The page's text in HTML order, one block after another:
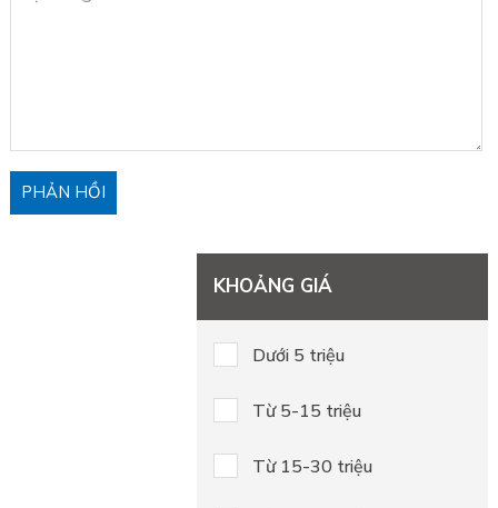
KHOẢNG GIÁ
Dưới 5 triệu
Từ 5-15 triệu
Từ 15-30 triệu